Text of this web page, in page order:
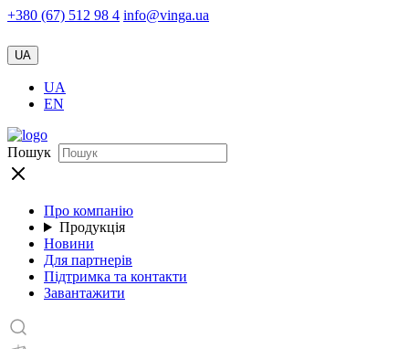
+380 (67) 512 98 4 info@vinga.ua
UA
UA
EN
Пошук
Про компанію
Продукція
Новини
Для партнерів
Підтримка та контакти
Завантажити